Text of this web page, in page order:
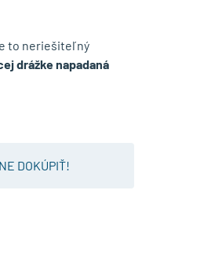
to neriešiteľný
drážke napadaná
DOKÚPIŤ!